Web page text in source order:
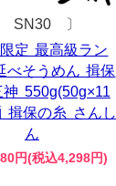
SN30 〕
限定 最高級ラン
べそうめん 揖保
神 550g(50g×11
揖保の糸 さんし
ん
円(税込4,298円)